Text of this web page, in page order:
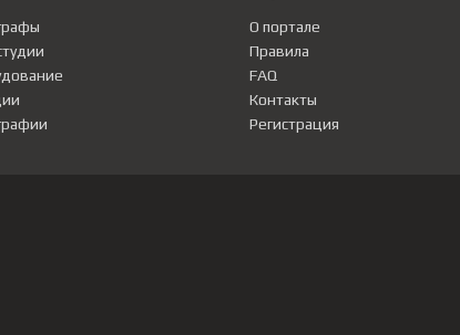
О портале
Правила
FAQ
Контакты
Регистрация